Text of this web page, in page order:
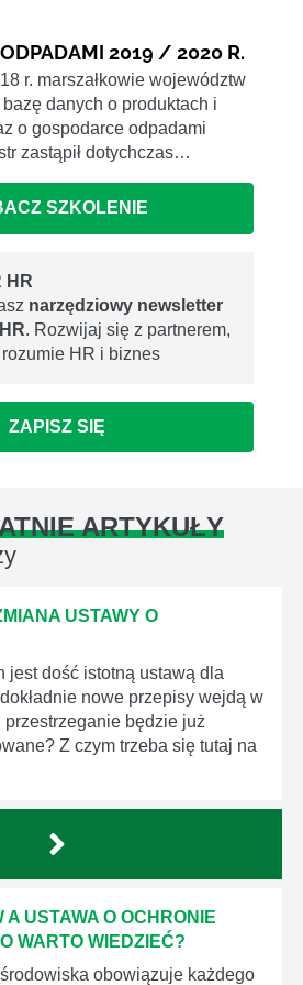
2019 / 2020 R.
r. marszałkowie województw
danych o produktach i
o gospodarce odpadami
zastąpił dotychczas…
SZKOLENIE
HR
narzędziowy newsletter
. Rozwijaj się z partnerem,
HR i biznes
ZAPISZ SIĘ
ARTYKUŁY
USTAWY O
jest dość istotną ustawą dla
nowe przepisy wejdą w
będzie już
Z czym trzeba się tutaj na
USTAWA O OCHRONIE
WARTO WIEDZIEĆ?
obowiązuje każdego